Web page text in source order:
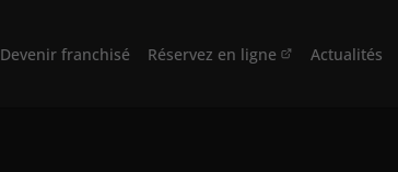
Devenir franchisé Réservez en ligne Actualités